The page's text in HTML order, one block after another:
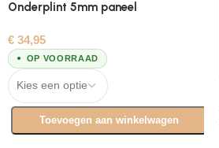
Onderplint 5mm paneel
€ 34,95
OP VOORRAAD
Toevoegen aan winkelwagen